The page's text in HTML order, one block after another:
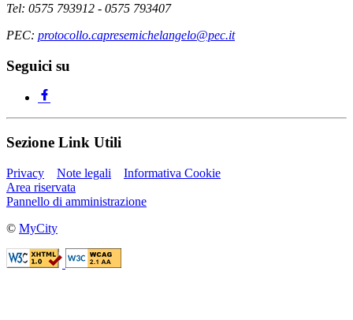
Tel: 0575 793912 - 0575 793407
PEC: protocollo.capresemichelangelo@pec.it
Seguici su
Sezione Link Utili
Privacy Note legali
Informativa Cookie
Area riservata
Pannello di amministrazione
© MyCity